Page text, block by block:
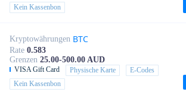
Kein Kassenbon
Kryptowährungen BTC
Rate 0.583
Grenzen 25.00-500.00 AUD
VISA Gift Card Physische Karte
E-Codes
Kein Kassenbon